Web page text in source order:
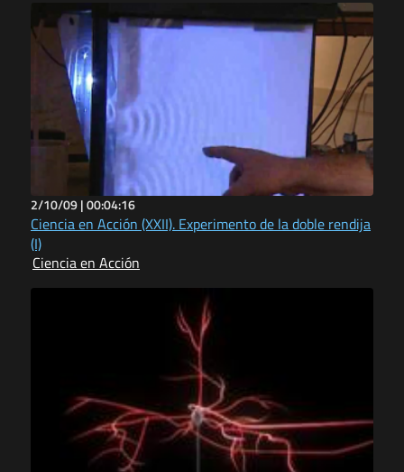
2/10/09 |00:04:16
Ciencia en Acción (XXII). Experimento de la doble rendija
(I)
Ciencia en Acción